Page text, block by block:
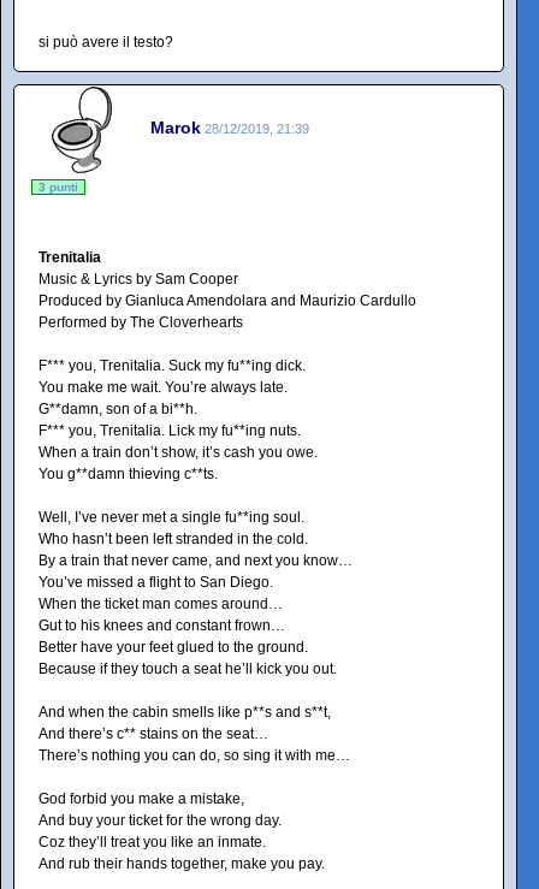
si può avere il testo?
Marok 28/12/2019, 21:39
3 punti
Trenitalia
Music & Lyrics by Sam Cooper
Produced by Gianluca Amendolara and Maurizio Cardullo
Performed by The Cloverhearts
F*** you, Trenitalia. Suck my fu**ing dick.
You make me wait. You’re always late.
G**damn, son of a bi**h.
F*** you, Trenitalia. Lick my fu**ing nuts.
When a train don’t show, it’s cash you owe.
You g**damn thieving c**ts.
Well, I’ve never met a single fu**ing soul.
Who hasn’t been left stranded in the cold.
By a train that never came, and next you know…
You’ve missed a flight to San Diego.
When the ticket man comes around…
Gut to his knees and constant frown…
Better have your feet glued to the ground.
Because if they touch a seat he’ll kick you out.
And when the cabin smells like p**s and s**t,
And there’s c** stains on the seat…
There’s nothing you can do, so sing it with me…
God forbid you make a mistake,
And buy your ticket for the wrong day.
Coz they’ll treat you like an inmate.
And rub their hands together, make you pay.